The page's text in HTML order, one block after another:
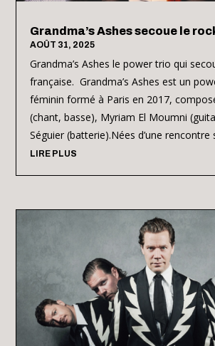
Grandma’s Ashes secoue le
AOÛT 31, 2025
Grandma’s Ashes le power trio qui
française. Grandma’s Ashes est un
féminin formé à Paris en 2017,
(chant, basse), Myriam El Moumni
Séguier (batterie).Nées d’une rencontre
LIRE PLUS